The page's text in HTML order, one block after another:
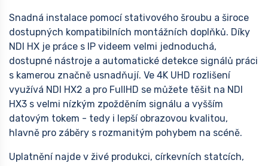
Snadná instalace pomocí stativového šroubu a široce
dostupných kompatibilních montážních doplňků. Díky
NDI HX je práce s IP videem velmi jednoduchá,
dostupné nástroje a automatické detekce signálů práci
s kamerou značně usnadňují. Ve 4K UHD rozlišení
využívá NDI HX2 a pro FullHD se můžete těšit na NDI
HX3 s velmi nízkým zpožděním signálu a vyšším
datovým tokem - tedy i lepší obrazovou kvalitou,
hlavně pro záběry s rozmanitým pohybem na scéně.
Uplatnění najde v živé produkci, církevních statcích,